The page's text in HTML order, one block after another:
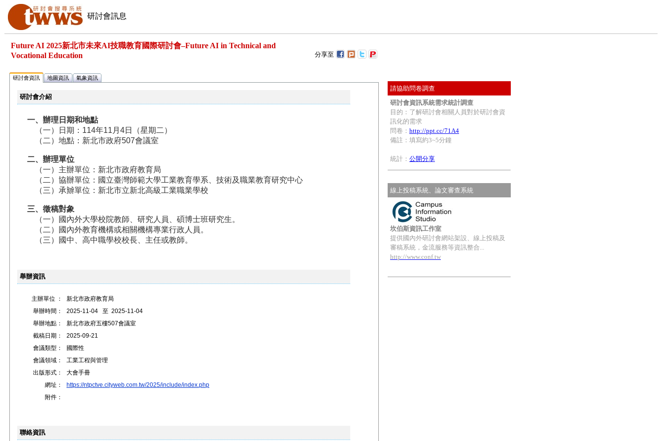
研討會訊息
Future AI 2025新北市未來AI技職教育國際研討會–Future AI in Technical and
Vocational Education
分享至
研討會資訊 地圖資訊 氣象資訊
研討會介紹
一、辦理日期和地點
（一）日期：114年11月4日（星期二）
（二）地點：新北市政府507會議室
二、辦理單位
（一）主辦單位：新北市政府教育局
（二）協辦單位：國立臺灣師範大學工業教育學系、技術及職業教育研究中心
（三）承辧單位：新北市立新北高級工業職業學校
三、徵稿對象
（一）國內外大學校院教師、研究人員、碩博士班研究生。
（二）國內外教育機構或相關機構專業行政人員。
（三）國中、高中職學校校長、主任或教師。
舉辦資訊
主辦單位 ：
新北市政府教育局
舉辦時間：
2025-11-04 至 2025-11-04
舉辦地點：
新北市政府五樓507會議室
截稿日期：
2025-09-21
會議類型：
國際性
會議領域：
工業工程與管理
出版形式：
大會手冊
網址：
https://ntpctve.cityweb.com.tw/2025/include/index.php
附件：
聯絡資訊
請協助問卷調查
研討會資訊系統需求統計調查
目的：了解研討會相關人員對於研討會資
訊化的需求
問卷： http://ppt.cc/71A4
備註：填寫約3~5分鐘
統計： 公開分享
線上投稿系統、論文審查系統
坎伯斯資訊工作室
提供國內外研討會網站架設、線上投稿及
審稿系統，金流服務等資訊整合...
http://www.conf.tw